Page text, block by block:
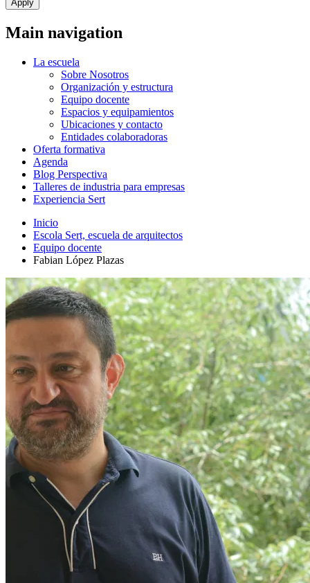
Main navigation
La escuela
Sobre Nosotros
Organización y estructura
Equipo docente
Espacios y equipamientos
Ubicaciones y contacto
Entidades colaboradoras
Oferta formativa
Agenda
Blog Perspectiva
Talleres de industria para empresas
Experiencia Sert
Inicio
Escola Sert, escuela de arquitectos
Equipo docente
Fabian López Plazas